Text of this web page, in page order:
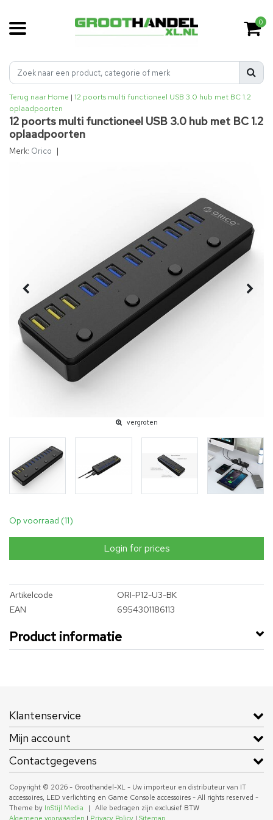
0
Terug naar Home | 12 poorts multi functioneel USB 3.0 hub met BC 1.2
oplaadpoorten
12 poorts multi functioneel USB 3.0 hub met BC 1.2
oplaadpoorten
Merk: Orico |
vergroten
Op voorraad (11)
Login for prices
Artikelcode
ORI-P12-U3-BK
EAN
6954301186113
Product informatie
Klantenservice
Mijn account
Contactgegevens
Copyright © 2026 - Groothandel-XL - Uw importeur en distributeur van IT
accessoires, LED verlichting en Game Console accessoires - All rights reserved -
Theme by InStijl Media |
Alle bedragen zijn exclusief BTW